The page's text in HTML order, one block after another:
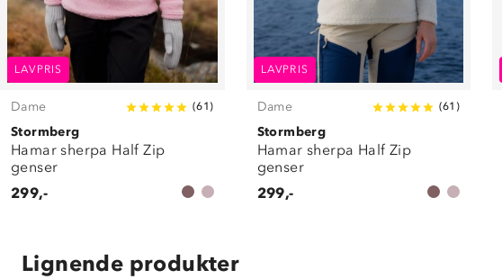
LAVPRIS
Dame (61 )
Stormberg
Hamar sherpa Half Zip
genser
299,-
LAVPRIS
Dame (61 )
Stormberg
Hamar sherpa Half Zip
genser
299,-
Lignende produkter